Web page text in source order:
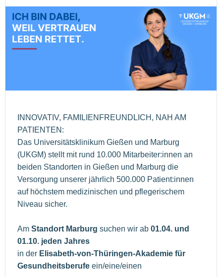
INNOVATIV, FAMILIENFREUNDLICH, NAH AM
PATIENTEN:
Das Universitätsklinikum Gießen und Marburg
(UKGM) stellt mit rund 10.000 Mitarbeiter:innen an
beiden Standorten in Gießen und Marburg die
Versorgung unserer jährlich 500.000 Patient:innen
auf höchstem medizinischen und pflegerischem
Niveau sicher.
Am Standort Marburg suchen wir ab 01.04. und
01.10. jeden Jahres
in der Elisabeth-von-Thüringen-Akademie für
Gesundheitsberufe ein/eine/einen